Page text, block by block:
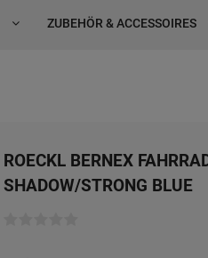
ZUBEHÖR & ACCESSOIRES
ROECKL BERNEX
SHADOW/STRONG BLUE